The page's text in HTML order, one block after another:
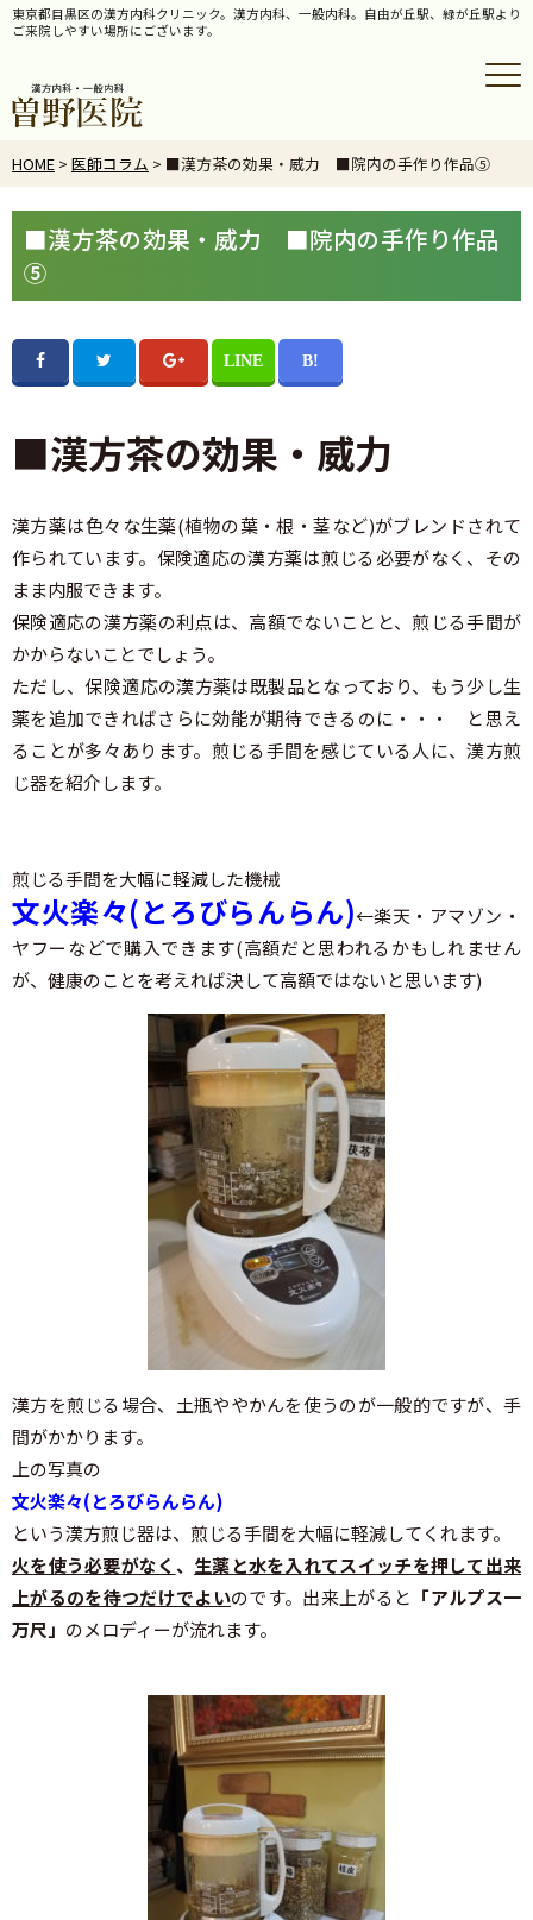
東京都目黒区の漢方内科クリニック。漢方内科、一般内科。自由が丘駅、緑が丘駅より
ご来院しやすい場所にございます。
HOME > 医師コラム > ■漢方茶の効果・威力 ■院内の手作り作品⑤
■漢方茶の効果・威力 ■院内の手作り作品
⑤
■漢方茶の効果・威力
漢方薬は色々な生薬(植物の葉・根・茎など)がブレンドされて
作られています。保険適応の漢方薬は煎じる必要がなく、その
まま内服できます。
保険適応の漢方薬の利点は、高額でないことと、煎じる手間が
かからないことでしょう。
ただし、保険適応の漢方薬は既製品となっており、もう少し生
薬を追加できればさらに効能が期待できるのに・・・ と思え
ることが多々あります。煎じる手間を感じている人に、漢方煎
じ器を紹介します。
煎じる手間を大幅に軽減した機械
文火楽々(とろびらんらん)←楽天・アマゾン・
ヤフーなどで購入できます(高額だと思われるかもしれません
が、健康のことを考えれば決して高額ではないと思います)
漢方を煎じる場合、土瓶ややかんを使うのが一般的ですが、手
間がかかります。
上の写真の
文火楽々(とろびらんらん)
という漢方煎じ器は、煎じる手間を大幅に軽減してくれます。
火を使う必要がなく 、 生薬と水を入れてスイッチを押して出来
上がるのを待つだけでよいのです。出来上がると 「アルプス一
万尺」 のメロディーが流れます。